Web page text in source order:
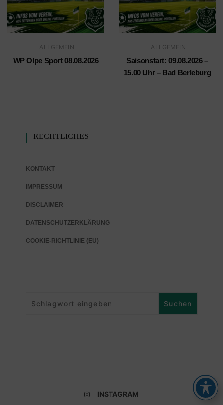
ALLGEMEIN
WP Olpe Sport 08.08.2026
ALLGEMEIN
Saisonstart: 09.08.2026 –
15.00 Uhr – Bad Berleburg
RECHTLICHES
KONTAKT
IMPRESSUM
DISCLAIMER
DATENSCHUTZERKLÄRUNG
COOKIE-RICHTLINIE (EU)
INSTAGRAM